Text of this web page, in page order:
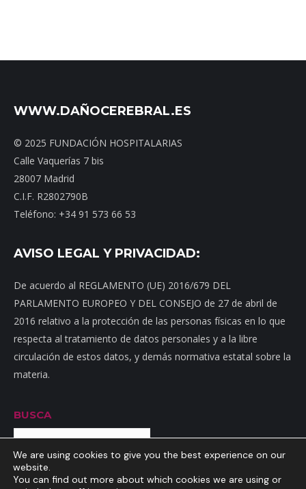
WWW.DAÑOCEREBRAL.ES
© 2025 FUNDACIÓN HOSPITALARIAS
Calle Vaquerías 7 bis
28007 Madrid
C.I.F. R2802790B
Teléfono: +34 91 573 66 53
AVISO LEGAL Y PRIVACIDAD:
De acuerdo al REGLAMENTO (UE) 2016/679 DEL
PARLAMENTO EUROPEO Y DEL CONSEJO de 27 de abril de
2016 relativo a la protección de las personas físicas en lo que
respecta al tratamiento de datos personales y a la libre
circulación de estos datos, y demás normativa estatal sobre la
materia.
BUSCA
Buscar
We are using cookies to give you the best experience on our
website.
You can find out more about which cookies we are using or